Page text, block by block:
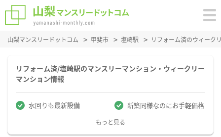
山梨マンスリードットコム 甲斐市 塩崎駅 リフォーム済のウィーク
リフォーム済/塩崎駅のマンスリーマンション・ウィークリー
マンション情報
水回りも最新設備 新築同様なのにお手軽価格
もっと見る